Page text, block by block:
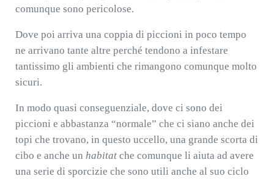
comunque sono pericolose.
Dove poi arriva una coppia di piccioni in poco tempo
ne arrivano tante altre perché tendono a infestare
tantissimo gli ambienti che rimangono comunque molto
sicuri.
In modo quasi conseguenziale, dove ci sono dei
piccioni e abbastanza “normale” che ci siano anche dei
topi che trovano, in questo uccello, una grande scorta di
cibo e anche un habitatche comunque li aiuta ad avere
una serie di sporcizie che sono utili anche al suo ciclo